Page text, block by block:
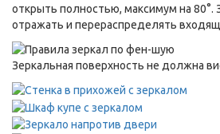
открыть полностью, максимум на 80°.
отражать и перераспределять
Зеркальная поверхность не должна